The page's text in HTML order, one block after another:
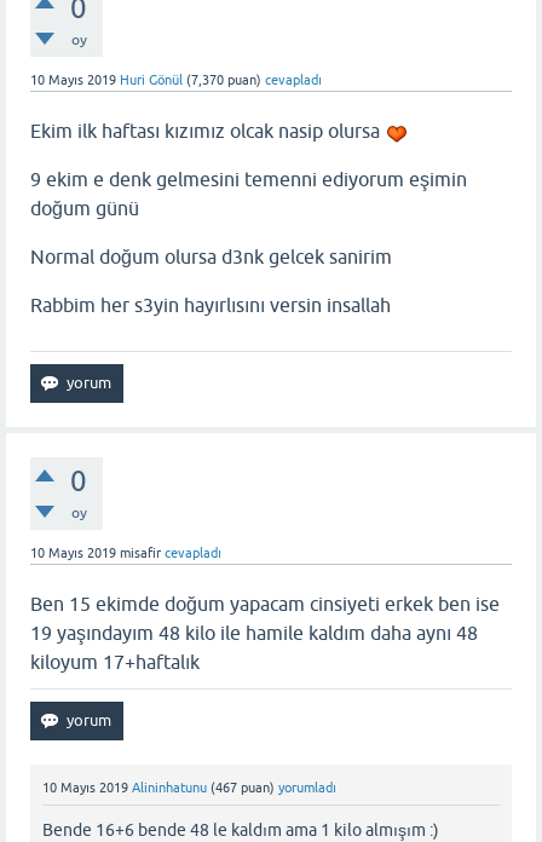
0
oy
10 Mayıs 2019 Huri Gönül (7,370 puan) cevapladı
Ekim ilk haftası kızımız olcak nasip olursa
9 ekim e denk gelmesini temenni ediyorum eşimin
doğum günü
Normal doğum olursa d3nk gelcek sanirim
Rabbim her s3yin hayırlısını versin insallah
0
oy
10 Mayıs 2019 misafir cevapladı
Ben 15 ekimde doğum yapacam cinsiyeti erkek ben ise
19 yaşındayım 48 kilo ile hamile kaldım daha aynı 48
kiloyum 17+haftalık
10 Mayıs 2019 Alininhatunu (467 puan) yorumladı
Bende 16+6 bende 48 le kaldım ama 1 kilo almışım :)